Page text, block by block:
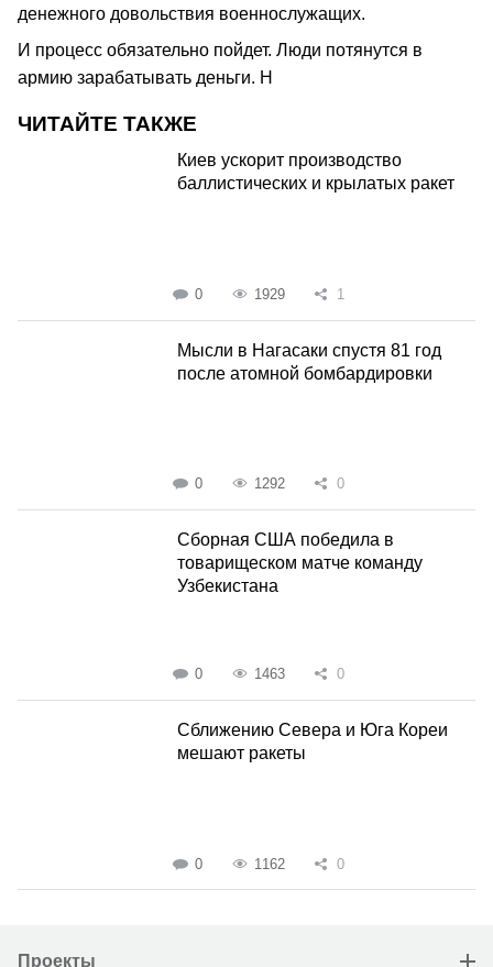
денежного довольствия военнослужащих.
И процесс обязательно пойдет. Люди потянутся в
армию зарабатывать деньги. H
ЧИТАЙТЕ ТАКЖЕ
Киев ускорит производство
баллистических и крылатых ракет
0 1929 1
Мысли в Нагасаки спустя 81 год
после атомной бомбардировки
0 1292 0
Сборная США победила в
товарищеском матче команду
Узбекистана
0 1463 0
Сближению Севера и Юга Кореи
мешают ракеты
0 1162 0
Проекты